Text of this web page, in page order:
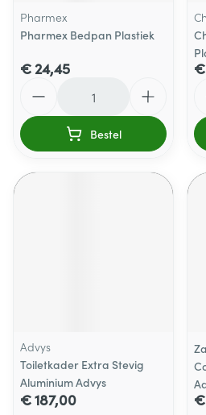
Pharmex
Pharmex Bedpan Plastiek
€ 24,45
Bestel
Advys
Toiletkader Extra Stevig
Aluminium Advys
€ 187,00